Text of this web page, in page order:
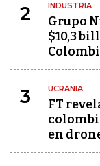
2 INDUSTRIA
Grupo
$10,3
3 UCRANIA
FT
en